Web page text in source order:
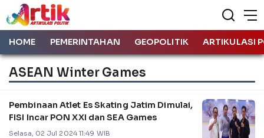
HOME PEMERINTAHAN GEOPOLITIK ARTIKULASI
ASEAN Winter Games
Pembinaan Atlet Es Skating Jatim Dimulai,
FISI Incar PON XXI dan SEA Games
Selasa, 02 Jul 2024 11:49 WIB